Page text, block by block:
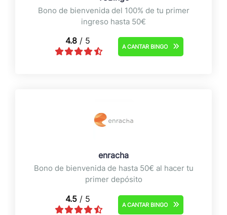
Bono de bienvenida del 100% de tu primer
ingreso hasta 50€
4.8 / 5
A CANTAR BINGO
enracha
Bono de bienvenida de hasta 50€ al hacer tu
primer depósito
4.5 / 5
A CANTAR BINGO